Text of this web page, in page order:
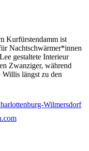
Kurfürstendamm ist
Nachtschwärmer*innen
gestaltete Interieur
Zwanziger, während
längst zu den
Wilmersdorf